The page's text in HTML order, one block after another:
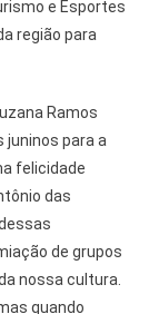
e Esportes
região para
Ramos
juninos para a
felicidade
das
de grupos
nossa cultura.
quando